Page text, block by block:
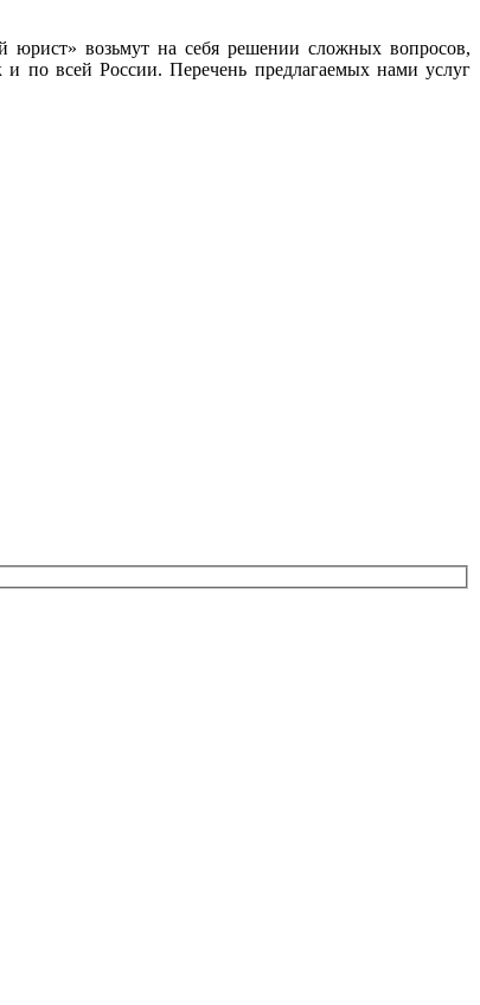
возьмут на себя решении сложных вопросов,
по всей России. Перечень предлагаемых нами услуг